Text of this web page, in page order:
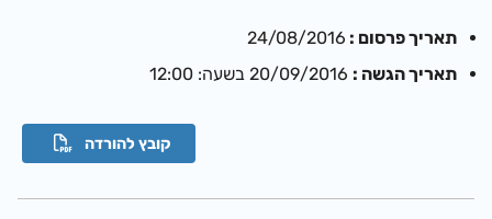
תאריך פרסום :24/08/2016
תאריך הגשה : 20/09/2016 בשעה: 12:00
קובץ להורדה